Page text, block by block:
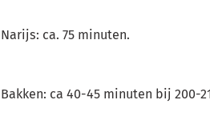
Narijs: ca. 75 minuten.
Bakken: ca 40-45 minuten bij 200-